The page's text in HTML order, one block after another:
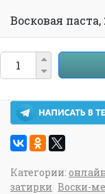
Восковая
Категории:
затирки Воски-